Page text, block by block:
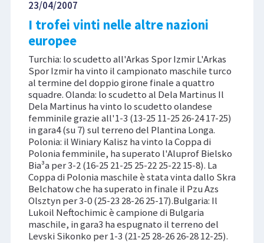
23/04/2007
I trofei vinti nelle altre nazioni
europee
Turchia: lo scudetto all'Arkas Spor Izmir L'Arkas
Spor Izmir ha vinto il campionato maschile turco
al termine del doppio girone finale a quattro
squadre. Olanda: lo scudetto al Dela Martinus Il
Dela Martinus ha vinto lo scudetto olandese
femminile grazie all'1-3 (13-25 11-25 26-24 17-25)
in gara4 (su 7) sul terreno del Plantina Longa.
Polonia: il Winiary Kalisz ha vinto la Coppa di
Polonia femminile, ha superato l'Aluprof Bielsko
Bia³a per 3-2 (16-25 21-25 25-22 25-22 15-8). La
Coppa di Polonia maschile è stata vinta dallo Skra
Belchatow che ha superato in finale il Pzu Azs
Olsztyn per 3-0 (25-23 28-26 25-17).Bulgaria: Il
Lukoil Neftochimic è campione di Bulgaria
maschile, in gara3 ha espugnato il terreno del
Levski Sikonko per 1-3 (21-25 28-26 26-28 12-25).